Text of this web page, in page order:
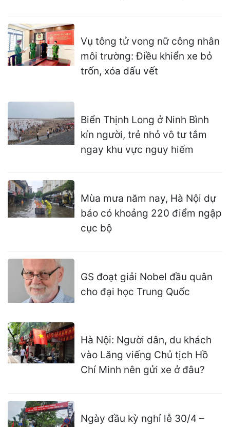
Vụ tông tử vong nữ công nhân
môi trường: Điều khiển xe bỏ
trốn, xóa dấu vết
Biển Thịnh Long ở Ninh Bình
kín người, trẻ nhỏ vô tư tắm
ngay khu vực nguy hiểm
Mùa mưa năm nay, Hà Nội dự
báo có khoảng 220 điểm ngập
cục bộ
GS đoạt giải Nobel đầu quân
cho đại học Trung Quốc
Hà Nội: Người dân, du khách
vào Lăng viếng Chủ tịch Hồ
Chí Minh nên gửi xe ở đâu?
Ngày đầu kỳ nghỉ lễ 30/4 –